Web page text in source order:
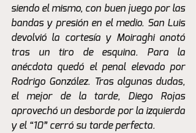
siendo el mismo, con buen juego por las
bandas y presión en el medio. San Luis
devolvió la cortesía y Moiraghi anotó
tras un tiro de esquina. Para la
anécdota quedó el penal elevado por
Rodrigo González. Tras algunas dudas,
el mejor de la tarde, Diego Rojas
aprovechó un desborde por la izquierda
y el “10” cerró su tarde perfecta.